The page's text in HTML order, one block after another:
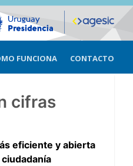
FUNCIONA CONTACTO
cifras
eficiente y abierta